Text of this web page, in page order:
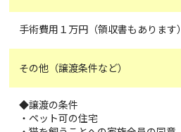
手術費用１万円（領収書もあります）
その他（譲渡条件など）
◆譲渡の条件
・ペット可の住宅